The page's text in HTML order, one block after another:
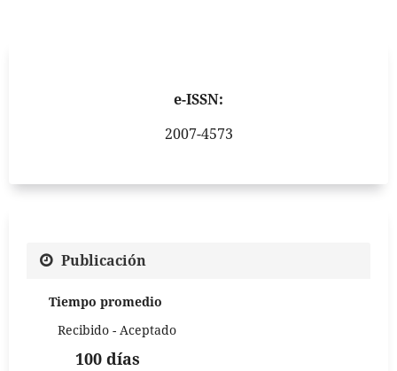
e-ISSN:
2007-4573
Publicación
Tiempo promedio
Recibido - Aceptado
100 días